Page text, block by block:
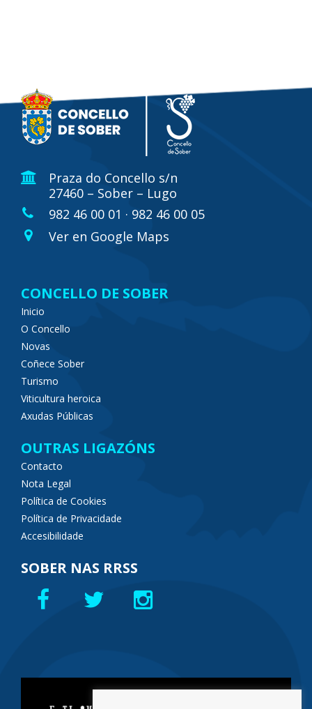
Praza do Concello s/n
27460 – Sober – Lugo
982 46 00 01 · 982 46 00 05
Ver en Google Maps
CONCELLO DE SOBER
Inicio
O Concello
Novas
Coñece Sober
Turismo
Viticultura heroica
Axudas Públicas
OUTRAS LIGAZÓNS
Contacto
Nota Legal
Política de Cookies
Política de Privacidade
Accesibilidade
SOBER NAS RRSS